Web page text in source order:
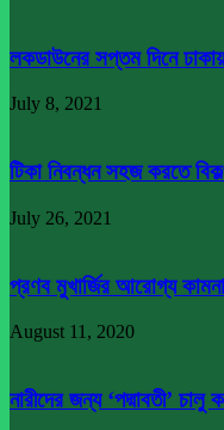
লকডাউনের সপ্তম দিনে
July 8, 2021
টিকা নিবন্ধন সহজ করতে
July 26, 2021
প্রণব মুখার্জির আরোগ্য কামনায়
August 11, 2020
নারীদের জন্য ‘পদ্মাবতী’ চালু